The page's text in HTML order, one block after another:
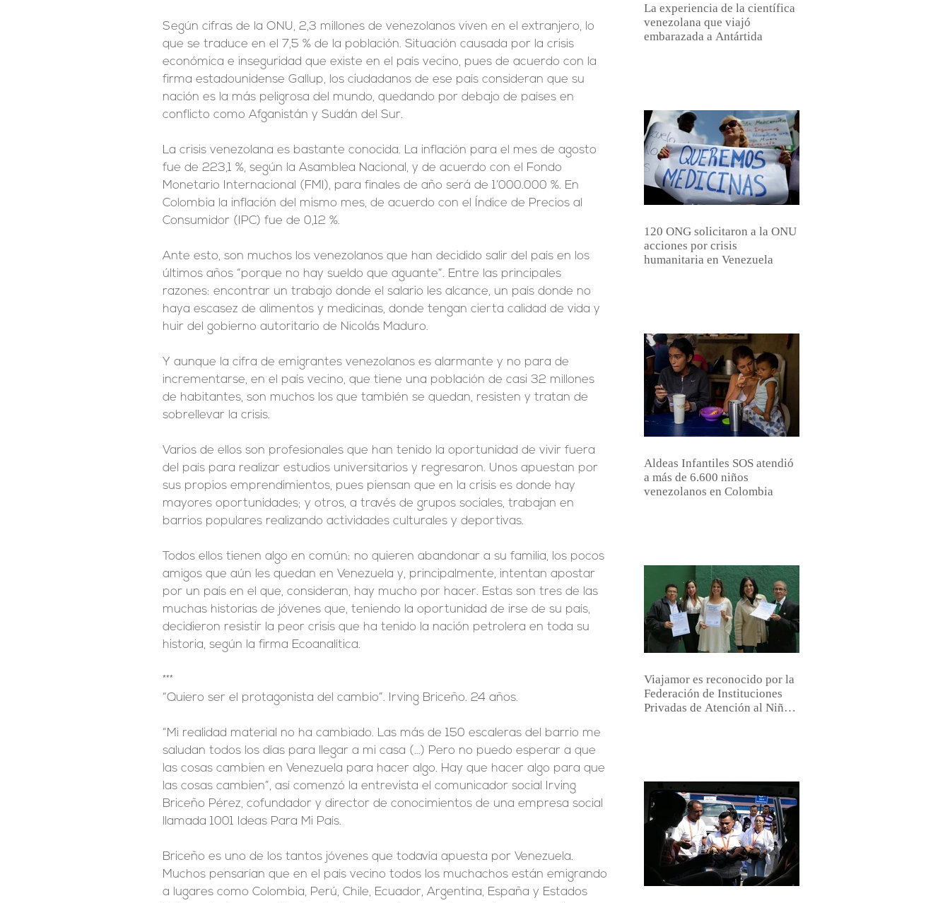
Según cifras de la ONU, 2,3 millones de venezolanos viven en el extranjero, lo
que se traduce en el 7,5 % de la población. Situación causada por la crisis
económica e inseguridad que existe en el país vecino, pues de acuerdo con la
firma estadounidense Gallup, los ciudadanos de ese país consideran que su
nación es la más peligrosa del mundo, quedando por debajo de países en
conflicto como Afganistán y Sudán del Sur.
La crisis venezolana es bastante conocida. La inflación para el mes de agosto
fue de 223,1 %, según la Asamblea Nacional, y de acuerdo con el Fondo
Monetario Internacional (FMI), para finales de año será de 1’000.000 %. En
Colombia la inflación del mismo mes, de acuerdo con el Índice de Precios al
Consumidor (IPC) fue de 0,12 %.
Ante esto, son muchos los venezolanos que han decidido salir del país en los
últimos años “porque no hay sueldo que aguante”. Entre las principales
razones: encontrar un trabajo donde el salario les alcance, un país donde no
haya escasez de alimentos y medicinas, donde tengan cierta calidad de vida y
huir del gobierno autoritario de Nicolás Maduro.
Y aunque la cifra de emigrantes venezolanos es alarmante y no para de
incrementarse, en el país vecino, que tiene una población de casi 32 millones
de habitantes, son muchos los que también se quedan, resisten y tratan de
sobrellevar la crisis.
Varios de ellos son profesionales que han tenido la oportunidad de vivir fuera
del país para realizar estudios universitarios y regresaron. Unos apuestan por
sus propios emprendimientos, pues piensan que en la crisis es donde hay
mayores oportunidades; y otros, a través de grupos sociales, trabajan en
barrios populares realizando actividades culturales y deportivas.
Todos ellos tienen algo en común: no quieren abandonar a su familia, los pocos
amigos que aún les quedan en Venezuela y, principalmente, intentan apostar
por un país en el que, consideran, hay mucho por hacer. Estas son tres de las
muchas historias de jóvenes que, teniendo la oportunidad de irse de su país,
decidieron resistir la peor crisis que ha tenido la nación petrolera en toda su
historia, según la firma Ecoanalítica.
***
“Quiero ser el protagonista del cambio”. Irving Briceño. 24 años.
“Mi realidad material no ha cambiado. Las más de 150 escaleras del barrio me
saludan todos los días para llegar a mi casa (…) Pero no puedo esperar a que
las cosas cambien en Venezuela para hacer algo. Hay que hacer algo para que
las cosas cambien”, así comenzó la entrevista el comunicador social Irving
Briceño Pérez, cofundador y director de conocimientos de una empresa social
llamada 1001 Ideas Para Mi País.
Briceño es uno de los tantos jóvenes que todavía apuesta por Venezuela.
Muchos pensarían que en el país vecino todos los muchachos están emigrando
a lugares como Colombia, Perú, Chile, Ecuador, Argentina, España y Estados
La experiencia de la científica
venezolana que viajó
embarazada a Antártida
120 ONG solicitaron a la ONU
acciones por crisis
humanitaria en Venezuela
Aldeas Infantiles SOS atendió
a más de 6.600 niños
venezolanos en Colombia
Viajamor es reconocido por la
Federación de Instituciones
Privadas de Atención al Niño,